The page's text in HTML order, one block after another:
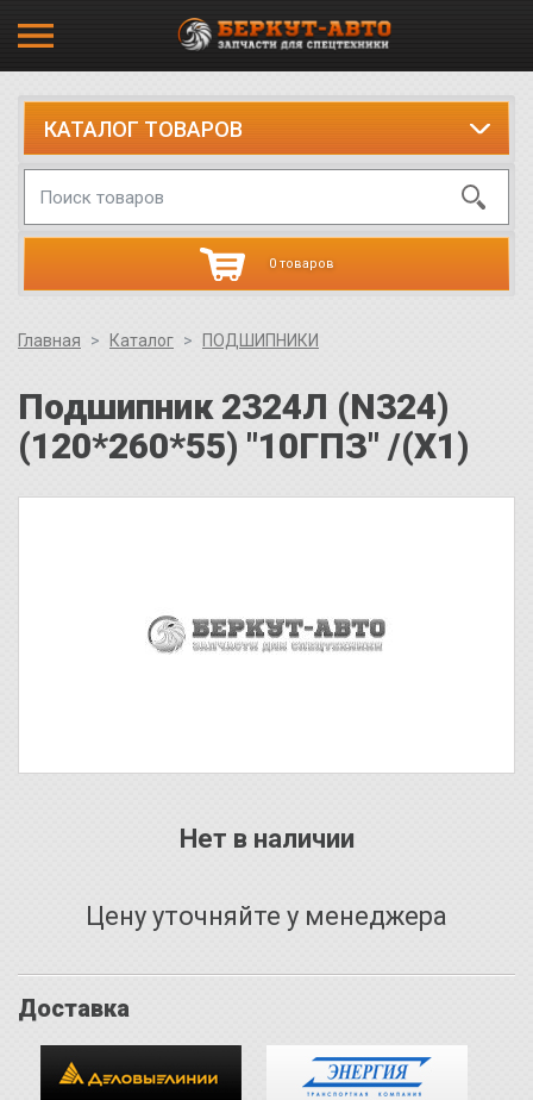
КАТАЛОГ ТОВАРОВ
0 товаров
Главная Каталог ПОДШИПНИКИ
Подшипник 2324Л (N324)
(120*260*55) "10ГПЗ" /(Х1)
Нет в наличии
Цену уточняйте у менеджера
Доставка